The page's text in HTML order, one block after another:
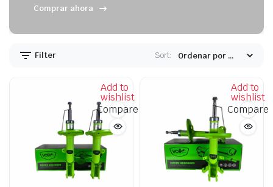
Comprar ahora
Filter Sort:
Add to
wishlist
Compare
Add to
wishlist
Compare